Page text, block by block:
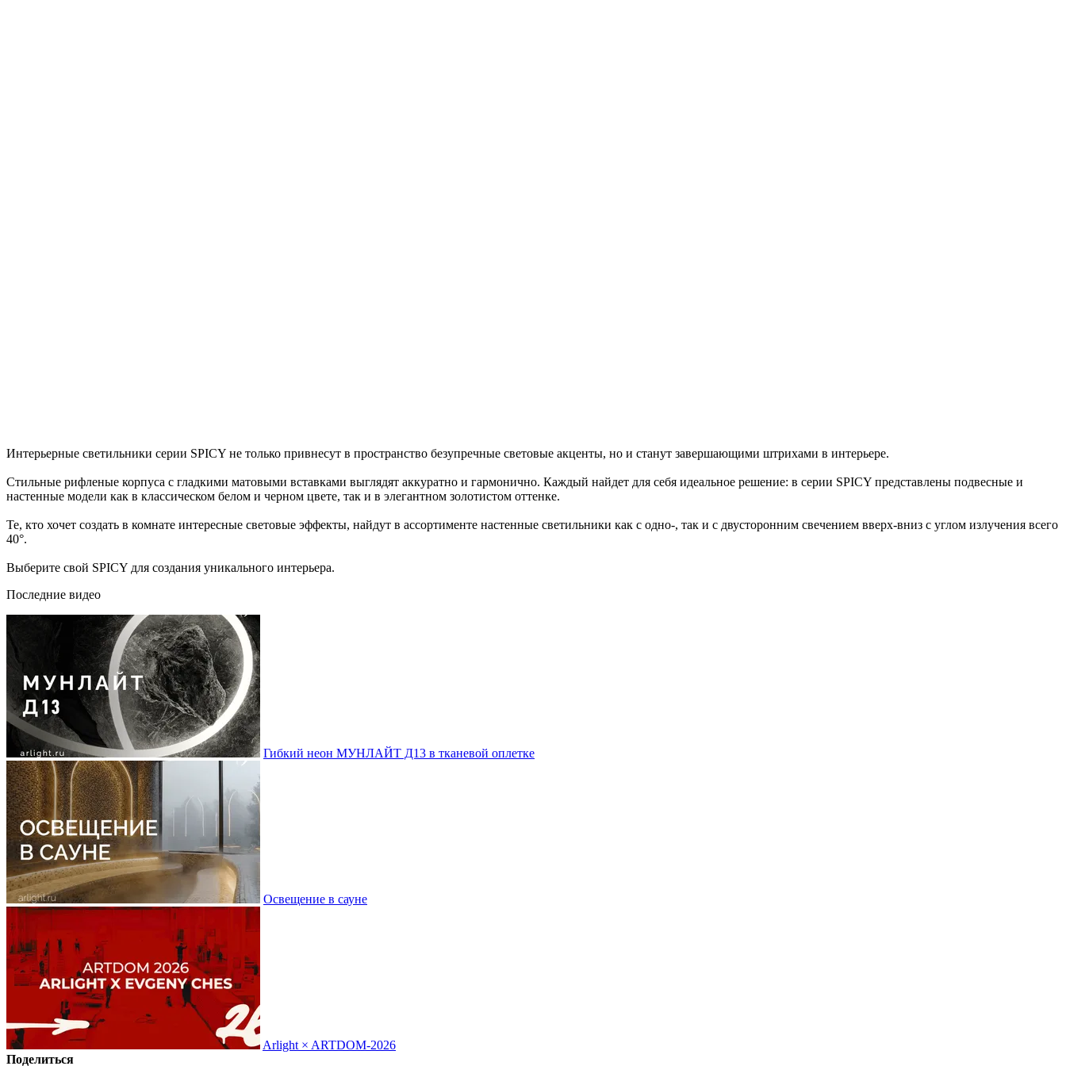
Интерьерные светильники серии SPICY не только привнесут в пространство безупречные световые акценты, но и станут завершающими штрихами в интерьере.
Стильные рифленые корпуса с гладкими матовыми вставками выглядят аккуратно и гармонично. Каждый найдет для себя идеальное решение: в серии SPICY представлены подвесные и
настенные модели как в классическом белом и черном цвете, так и в элегантном золотистом оттенке.
Те, кто хочет создать в комнате интересные световые эффекты, найдут в ассортименте настенные светильники как с одно-, так и с двусторонним свечением вверх-вниз с углом излучения всего
40°.
Выберите свой SPICY для создания уникального интерьера.
Последние видео
Гибкий неон МУНЛАЙТ Д13 в тканевой оплетке
Освещение в сауне
Arlight × ARTDOM-2026
Поделиться